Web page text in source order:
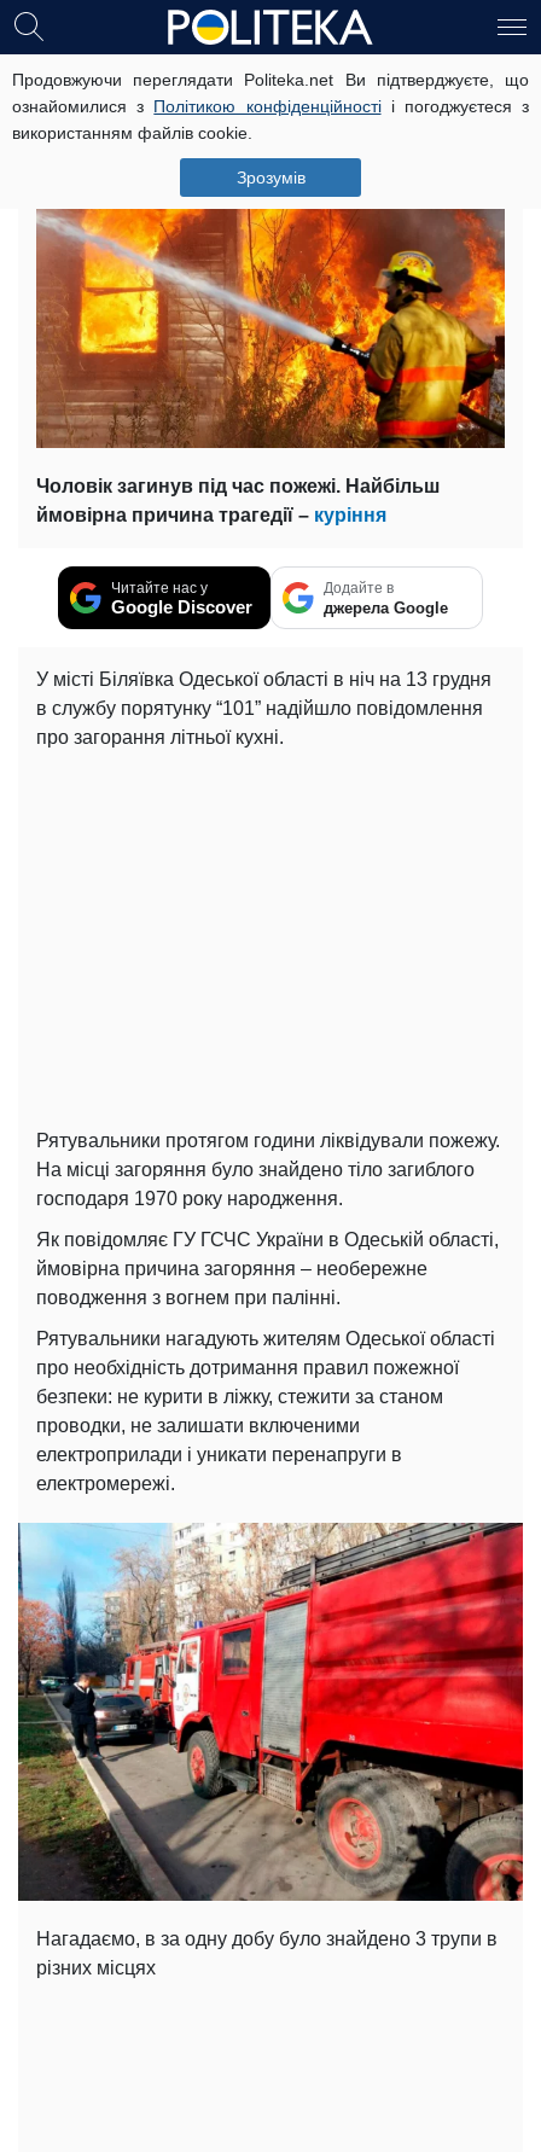
Продовжуючи переглядати Politeka.net Ви підтверджуєте, що
ознайомилися з Політикою конфіденційностіі погоджуєтеся з
використанням файлів cookie.
Зрозумів
Під Одесою сталася трагедія:
“Покурив і згорів”
Чоловік загинув під час пожежі. Найбільш
ймовірна причина трагедії – куріння
Читайте нас у
Google Discover
Додайте в
джерела Google
У місті Біляївка Одеської області в ніч на 13 грудня
в службу порятунку “101” надійшло повідомлення
про загорання літньої кухні.
Рятувальники протягом години ліквідували пожежу.
На місці загоряння було знайдено тіло загиблого
господаря 1970 року народження.
Як повідомляє ГУ ГСЧС України в Одеській області,
ймовірна причина загоряння – необережне
поводження з вогнем при палінні.
Рятувальники нагадують жителям Одеської області
про необхідність дотримання правил пожежної
безпеки: не курити в ліжку, стежити за станом
проводки, не залишати включеними
електроприлади і уникати перенапруги в
електромережі.
Нагадаємо, в за одну добу було знайдено 3 трупи в
різних місцях